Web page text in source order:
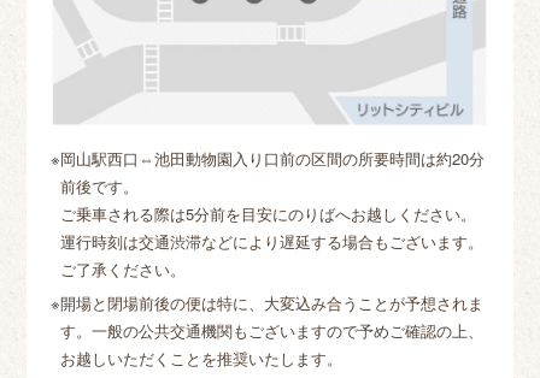
岡山駅西口⇔池田動物園入り口前の区間の所要時間は約20分
前後です。
ご乗車される際は5分前を目安にのりばへお越しください。
運行時刻は交通渋滞などにより遅延する場合もございます。
ご了承ください。
開場と閉場前後の便は特に、大変込み合うことが予想されま
す。一般の公共交通機関もございますので予めご確認の上、
お越しいただくことを推奨いたします。